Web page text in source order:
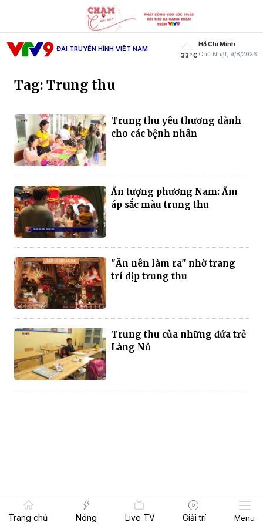
ĐÀI TRUYỀN HÌNH VIỆT NAM
33° C
Hồ Chí Minh
Chủ Nhật, 9/8/2026
Tag: Trung thu
Trung thu yêu thương dành
cho các bệnh nhân
Ấn tượng phương Nam: Ấm
áp sắc màu trung thu
"Ăn nên làm ra" nhờ trang
trí dịp trung thu
Trung thu của những đứa trẻ
Làng Nủ
Trang chủ Nóng Live TV Giải trí Menu